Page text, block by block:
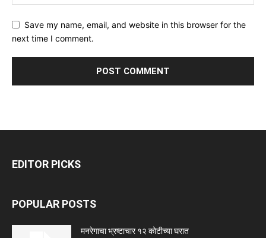
Save my name, email, and website in this browser for the
next time I comment.
EDITOR PICKS
POPULAR POSTS
मनरेगाचा भ्रष्टाचार १२ कोटीच्या घरात